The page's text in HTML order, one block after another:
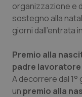
organizzazione e
sostegno alla
giorni dall’entrata
Premio alla
padre lavoratore
A decorrere dal
un premio alla